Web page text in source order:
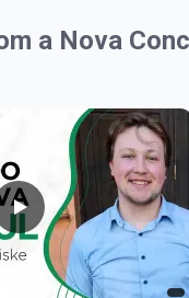
a Nova